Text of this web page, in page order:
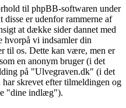
til phpBB-softwaren under
er udenfor rammerne af
at dække sider dannet med
hvorpå vi indsamler din
til os. Dette kan være, men er
en anonym bruger (i det
på "Ulvegraven.dk" (i det
skrevet efter tilmeldingen og
"dine indlæg").